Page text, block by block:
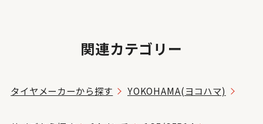
関連カテゴリー
タイヤメーカーから探す YOKOHAMA(ヨコハマ)